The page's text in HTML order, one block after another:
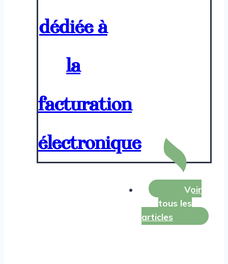
dédiée à
la
facturation
électronique
Voir
tous les
articles